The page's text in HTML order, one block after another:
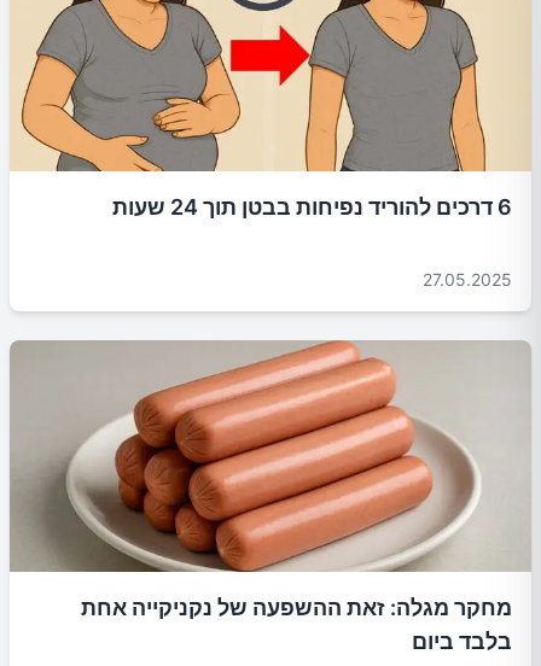
6 דרכים להוריד נפיחות בבטן תוך 24 שעות
27.05.2025
מחקר מגלה: זאת ההשפעה של נקניקייה אחת
בלבד ביום